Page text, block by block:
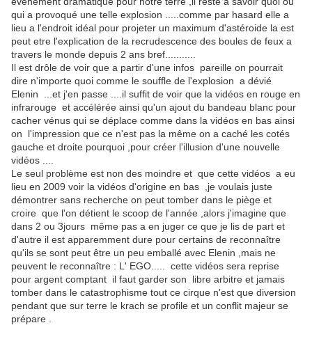
qui a provoqué une telle explosion .....comme par hasard elle a
lieu a l'endroit idéal pour projeter un maximum d'astéroide la est
peut etre l'explication de la recrudescence des boules de feux a
travers le monde depuis 2 ans bref...........
Il est drôle de voir que a partir d'une infos pareille on pourrait
dire n'importe quoi comme le souffle de l'explosion a dévié
Elenin ...et j'en passe ....il suffit de voir que la vidéos en rouge en
infrarouge et accélérée ainsi qu'un ajout du bandeau blanc pour
cacher vénus qui se déplace comme dans la vidéos en bas ainsi
on l'impression que ce n'est pas la même on a caché les cotés
gauche et droite pourquoi ,pour créer l'illusion d'une nouvelle
vidéos ....
Le seul problème est non des moindre et que cette vidéos a eu
lieu en 2009 voir la vidéos d'origine en bas ,je voulais juste
démontrer sans recherche on peut tomber dans le piège et
croire que l'on détient le scoop de l'année ,alors j'imagine que
dans 2 ou 3jours même pas a en juger ce que je lis de part et
d'autre il est apparemment dure pour certains de reconnaître
qu'ils se sont peut être un peu emballé avec Elenin ,mais ne
peuvent le reconnaître : L' EGO..... cette vidéos sera reprise
pour argent comptant il faut garder son libre arbitre et jamais
tomber dans le catastrophisme tout ce cirque n'est que diversion
pendant que sur terre le krach se profile et un conflit majeur se
prépare .